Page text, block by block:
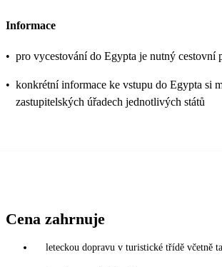
Informace
• pro vycestování do Egypta je nutný cestovní
• konkrétní informace ke vstupu do Egypta si
zastupitelských úřadech jednotlivých států
Cena zahrnuje
leteckou dopravu v turistické třídě včetně